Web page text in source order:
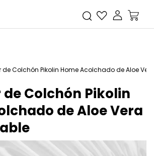
de Colchón Pikolin Home Acolchado de Aloe
Colchón Pikolin
de Aloe Vera